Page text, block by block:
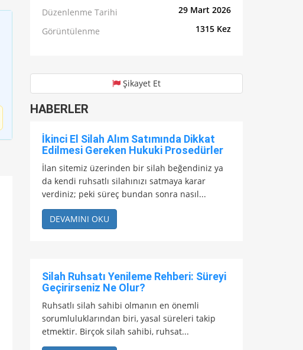
Düzenlenme Tarihi
29 Mart 2026
Görüntülenme
1315 Kez
Şikayet Et
HABERLER
İkinci El Silah Alım Satımında Dikkat
Edilmesi Gereken Hukuki Prosedürler
İlan sitemiz üzerinden bir silah beğendiniz ya
da kendi ruhsatlı silahınızı satmaya karar
verdiniz; peki süreç bundan sonra nasıl...
DEVAMINI OKU
Silah Ruhsatı Yenileme Rehberi: Süreyi
Geçirirseniz Ne Olur?
Ruhsatlı silah sahibi olmanın en önemli
sorumluluklarından biri, yasal süreleri takip
etmektir. Birçok silah sahibi, ruhsat...